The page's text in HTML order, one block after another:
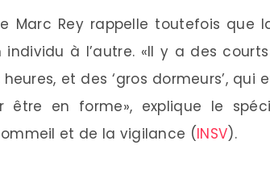
Marc Rey rappelle toutefois que
individu à l’autre. «Il y a des
et des ‘gros dormeurs’, qui
être en forme», explique le
et de la vigilance (INSV).